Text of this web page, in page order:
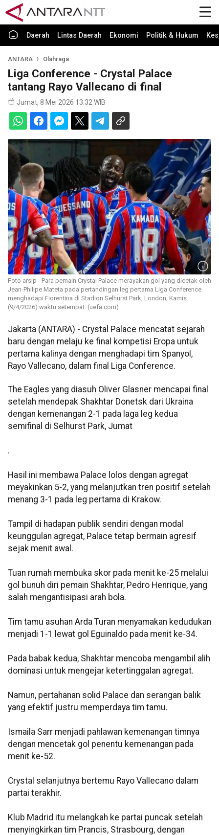
Daerah Lintas Daerah Ekonomi Politik & Hukum
ANTARA Olahraga
Liga Conference - Crystal Palace
tantang Rayo Vallecano di final
Jumat, 8 Mei 2026 13:32 WIB
Foto arsip - Para pemain Crystal Palace merayakan gol yang dicetak oleh
Jean-Philipe Mateta pada pertandingan leg pertama Liga Conference
menghadapi Fiorentina di Stadion Selhurst Park, London, Kamis
(9/4/2026) waktu setempat. (uefa.com)
Jakarta (ANTARA) - Crystal Palace mencatat sejarah
baru dengan melaju ke final kompetisi Eropa untuk
pertama kalinya dengan menghadapi tim Spanyol,
Rayo Vallecano, dalam final Liga Conference.
The Eagles yang diasuh Oliver Glasner mencapai final
setelah mendepak Shakhtar Donetsk dari Ukraina
dengan kemenangan 2-1 pada laga leg kedua
semifinal di Selhurst Park, Jumat
.
Hasil ini membawa Palace lolos dengan agregat
meyakinkan 5-2, yang melanjutkan tren positif setelah
menang 3-1 pada leg pertama di Krakow.
Tampil di hadapan publik sendiri dengan modal
keunggulan agregat, Palace tetap bermain agresif
sejak menit awal.
Tuan rumah membuka skor pada menit ke-25 melalui
gol bunuh diri pemain Shakhtar, Pedro Henrique, yang
salah mengantisipasi arah bola.
Tim tamu asuhan Arda Turan menyamakan kedudukan
menjadi 1-1 lewat gol Eguinaldo pada menit ke-34.
Pada babak kedua, Shakhtar mencoba mengambil alih
dominasi untuk mengejar ketertinggalan agregat.
Namun, pertahanan solid Palace dan serangan balik
yang efektif justru memperdaya tim tamu.
Ismaila Sarr menjadi pahlawan kemenangan timnya
dengan mencetak gol penentu kemenangan pada
menit ke-52.
Crystal selanjutnya bertemu Rayo Vallecano dalam
partai terakhir.
Klub Madrid itu melangkah ke partai puncak setelah
menyingkirkan tim Prancis, Strasbourg, dengan